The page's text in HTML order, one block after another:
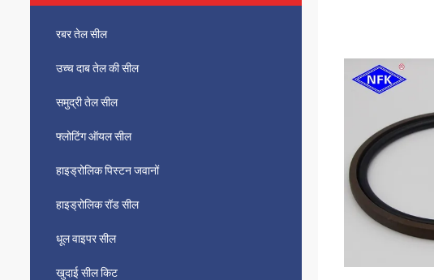
रबर तेल सील
उच्च दाब तेल की सील
समुद्री तेल सील
फ्लोटिंग ऑयल सील
हाइड्रोलिक पिस्टन जवानों
हाइड्रोलिक रॉड सील
धूल वाइपर सील
खुदाई सील किट